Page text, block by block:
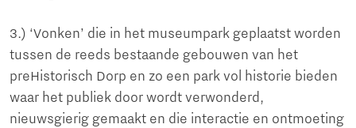
3.) ‘Vonken’ die in het museumpark geplaatst worden
tussen de reeds bestaande gebouwen van het
preHistorisch Dorp en zo een park vol historie bieden
waar het publiek door wordt verwonderd,
nieuwsgierig gemaakt en die interactie en ontmoeting